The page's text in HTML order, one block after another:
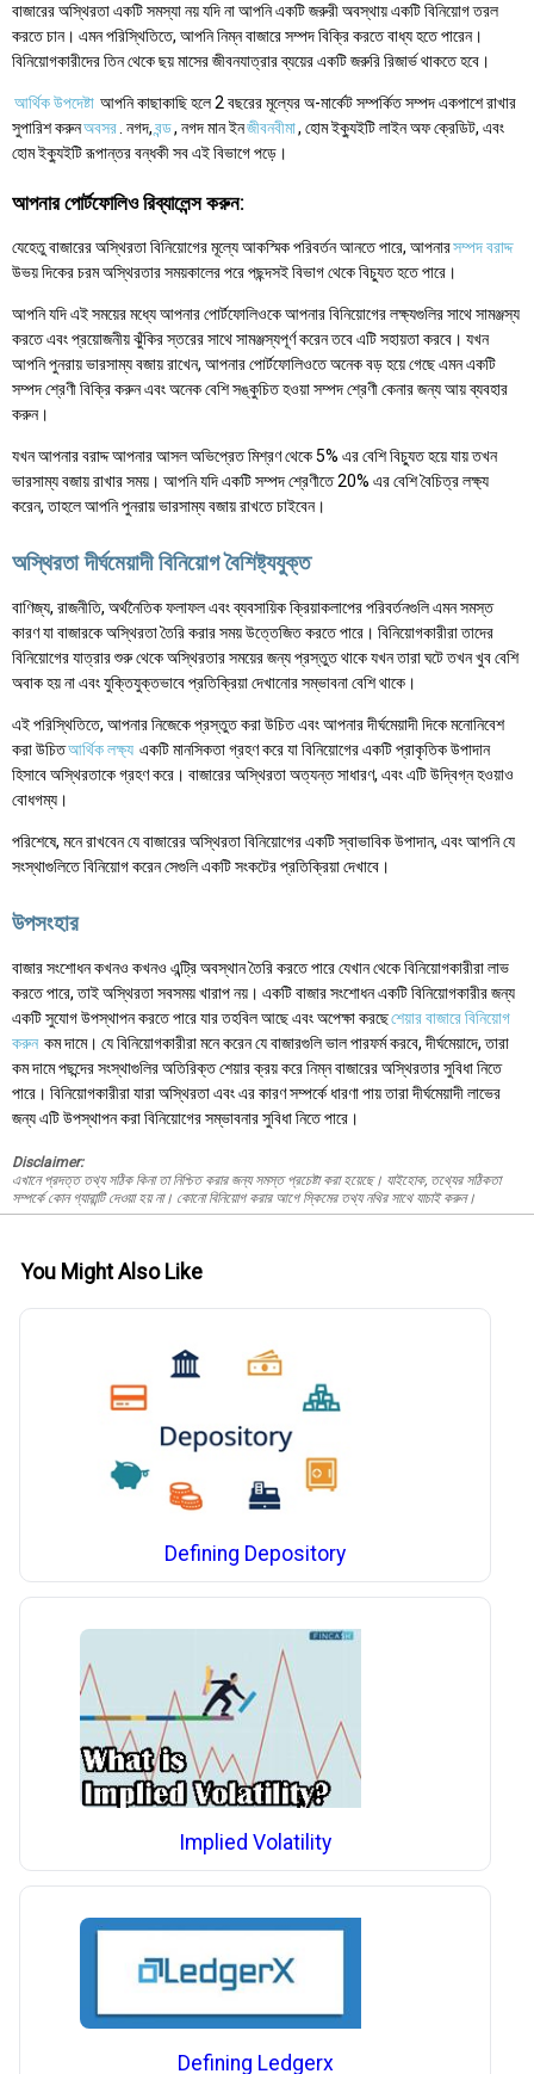
বাজারের অস্থিরতা একটি সমস্যা নয় যদি না আপনি একটি জরুরী অবস্থায় একটি বিনিয়োগ তরল
করতে চান। এমন পরিস্থিতিতে, আপনি নিম্ন বাজারে সম্পদ বিক্রি করতে বাধ্য হতে পারেন।
বিনিয়োগকারীদের তিন থেকে ছয় মাসের জীবনযাত্রার ব্যয়ের একটি জরুরি রিজার্ভ থাকতে হবে।
আর্থিক উপদেষ্টা আপনি কাছাকাছি হলে 2 বছরের মূল্যের অ-মার্কেট সম্পর্কিত সম্পদ একপাশে রাখার
সুপারিশ করুনঅবসর. নগদ,বন্ড, নগদ মান ইনজীবনবীমা, হোম ইক্যুইটি লাইন অফ ক্রেডিট, এবং
হোম ইক্যুইটি রূপান্তর বন্ধকী সব এই বিভাগে পড়ে।
আপনার পোর্টফোলিও রিব্যালেন্স করুন:
যেহেতু বাজারের অস্থিরতা বিনিয়োগের মূল্যে আকস্মিক পরিবর্তন আনতে পারে, আপনারসম্পদ বরাদ্দ
উভয় দিকের চরম অস্থিরতার সময়কালের পরে পছন্দসই বিভাগ থেকে বিচ্যুত হতে পারে।
আপনি যদি এই সময়ের মধ্যে আপনার পোর্টফোলিওকে আপনার বিনিয়োগের লক্ষ্যগুলির সাথে সামঞ্জস্য
করতে এবং প্রয়োজনীয় ঝুঁকির স্তরের সাথে সামঞ্জস্যপূর্ণ করেন তবে এটি সহায়তা করবে। যখন
আপনি পুনরায় ভারসাম্য বজায় রাখেন, আপনার পোর্টফোলিওতে অনেক বড় হয়ে গেছে এমন একটি
সম্পদ শ্রেণী বিক্রি করুন এবং অনেক বেশি সঙ্কুচিত হওয়া সম্পদ শ্রেণী কেনার জন্য আয় ব্যবহার
করুন।
যখন আপনার বরাদ্দ আপনার আসল অভিপ্রেত মিশ্রণ থেকে 5% এর বেশি বিচ্যুত হয়ে যায় তখন
ভারসাম্য বজায় রাখার সময়। আপনি যদি একটি সম্পদ শ্রেণীতে 20% এর বেশি বৈচিত্র লক্ষ্য
করেন, তাহলে আপনি পুনরায় ভারসাম্য বজায় রাখতে চাইবেন।
অস্থিরতা দীর্ঘমেয়াদী বিনিয়োগ বৈশিষ্ট্যযুক্ত
বাণিজ্য, রাজনীতি, অর্থনৈতিক ফলাফল এবং ব্যবসায়িক ক্রিয়াকলাপের পরিবর্তনগুলি এমন সমস্ত
কারণ যা বাজারকে অস্থিরতা তৈরি করার সময় উত্তেজিত করতে পারে। বিনিয়োগকারীরা তাদের
বিনিয়োগের যাত্রার শুরু থেকে অস্থিরতার সময়ের জন্য প্রস্তুত থাকে যখন তারা ঘটে তখন খুব বেশি
অবাক হয় না এবং যুক্তিযুক্তভাবে প্রতিক্রিয়া দেখানোর সম্ভাবনা বেশি থাকে।
এই পরিস্থিতিতে, আপনার নিজেকে প্রস্তুত করা উচিত এবং আপনার দীর্ঘমেয়াদী দিকে মনোনিবেশ
করা উচিতআর্থিক লক্ষ্য একটি মানসিকতা গ্রহণ করে যা বিনিয়োগের একটি প্রাকৃতিক উপাদান
হিসাবে অস্থিরতাকে গ্রহণ করে। বাজারের অস্থিরতা অত্যন্ত সাধারণ, এবং এটি উদ্বিগ্ন হওয়াও
বোধগম্য।
পরিশেষে, মনে রাখবেন যে বাজারের অস্থিরতা বিনিয়োগের একটি স্বাভাবিক উপাদান, এবং আপনি যে
সংস্থাগুলিতে বিনিয়োগ করেন সেগুলি একটি সংকটের প্রতিক্রিয়া দেখাবে।
উপসংহার
বাজার সংশোধন কখনও কখনও এন্ট্রি অবস্থান তৈরি করতে পারে যেখান থেকে বিনিয়োগকারীরা লাভ
করতে পারে, তাই অস্থিরতা সবসময় খারাপ নয়। একটি বাজার সংশোধন একটি বিনিয়োগকারীর জন্য
একটি সুযোগ উপস্থাপন করতে পারে যার তহবিল আছে এবং অপেক্ষা করছেশেয়ার বাজারে বিনিয়োগ
করুন কম দামে। যে বিনিয়োগকারীরা মনে করেন যে বাজারগুলি ভাল পারফর্ম করবে, দীর্ঘমেয়াদে, তারা
কম দামে পছন্দের সংস্থাগুলির অতিরিক্ত শেয়ার ক্রয় করে নিম্ন বাজারের অস্থিরতার সুবিধা নিতে
পারে। বিনিয়োগকারীরা যারা অস্থিরতা এবং এর কারণ সম্পর্কে ধারণা পায় তারা দীর্ঘমেয়াদী লাভের
জন্য এটি উপস্থাপন করা বিনিয়োগের সম্ভাবনার সুবিধা নিতে পারে।
Disclaimer:
এখানে প্রদত্ত তথ্য সঠিক কিনা তা নিশ্চিত করার জন্য সমস্ত প্রচেষ্টা করা হয়েছে। যাইহোক, তথ্যের সঠিকতা
সম্পর্কে কোন গ্যারান্টি দেওয়া হয় না। কোনো বিনিয়োগ করার আগে স্কিমের তথ্য নথির সাথে যাচাই করুন।
You Might Also Like
Defining Depository
Implied Volatility
Defining Ledgerx